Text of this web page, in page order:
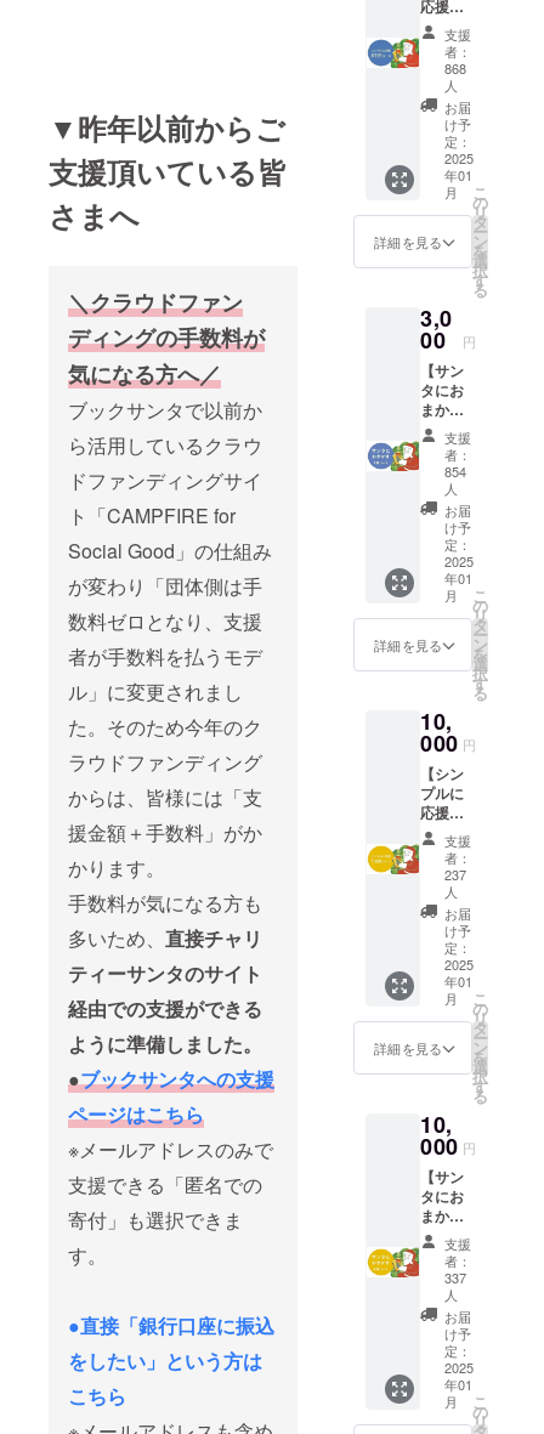
▼昨年以前からご
支援頂いている皆
さまへ
＼クラウドファン
ディングの手数料が
気になる方へ／
ブックサンタで以前か
ら活用しているクラウ
ドファンディングサイ
ト「CAMPFIRE for
Social Good」の仕組み
が変わり「団体側は手
数料ゼロとなり、支援
者が手数料を払うモデ
ル」に変更されまし
た。そのため今年のク
ラウドファンディング
からは、皆様には「支
援金額＋手数料」がか
かります。
手数料が気になる方も
多いため、 直接チャリ
ティーサンタのサイト
経由での支援ができる
ように準備しました。
●ブックサンタへの支援
ページはこちら
※メールアドレスのみで
支援できる「匿名での
寄付」も選択できま
す。
●直接「銀行口座に振込
をしたい」という方は
こちら
法人化・企
業協働開始
2017 ブッ
クサンタ開
2022 シェ
アケーキ開
応援】
ブック
サンタ
の取組
そのも
のを応
援でき
る３千
円コー
ス。本
を寄付
するの
ではな
て「取
組その
応援し
育て
る」た
めの
コース
です。
御礼に
「リ
ターン
グッズ
セッ
ト」を
配送し
→配送
は不要
プショ
ンで不
要を選
択くだ
さい。
※活動報
告は支
援者全
員にお
送りし
ます。
★リ
ターン
グッズ
セット
・サン
ター ・
オリジ
テッ
カー ・
オリジ
ナルし
おり ・
チャリ
ティー
サンタ
活動報
告書
（PDF
でメー
ル送
付）
支援
者：
868
人
お届
け予
定：
2025
年01
月
詳細を見る
こ
の
リ
タ
ー
ン
を
選
択
す
る
3,0
00 円
【サン
タにお
まか
せ】子
どもに
本を１
冊届け
るコー
ス チャ
ティー
サンタ
側で、
子ども
に届け
頂きま
す。 御
「リ
ターン
グッズ
セッ
ト」を
配送し
ます。
→配送
は不要
の場
合、オ
プショ
ンで不
択くだ
さい。
グッズ
セット
・サン
クスレ
ター ・
オリジ
ナルス
テッ
カー ・
オリジ
ナルし
おり ・
チャリ
ティー
サンタ
活動報
支援
者：
854
人
お届
け予
定：
2025
年01
月
詳細を見る
こ
の
リ
タ
ー
ン
を
選
択
す
る
10,
000 円
【シン
プルに
応援】
ブック
サンタ
の取組
そのも
のを応
援でき
る１万
円コー
ス。本
を寄付
するの
ではな
て「取
組その
応援し
育て
る」た
めの
コース
です。
御礼に
「リ
ターン
グッズ
セッ
ト」を
配送し
支援
者：
237
人
お届
け予
定：
2025
年01
月
詳細を見る
こ
の
リ
タ
ー
ン
を
選
択
す
る
10,
000 円
【サン
タにお
まか
せ】子
どもに
本を４
冊届け
るコー
ス チャ
ティー
サンタ
側で、
支援
者：
337
人
お届
け予
定：
2025
年01
月
こ
の
リ